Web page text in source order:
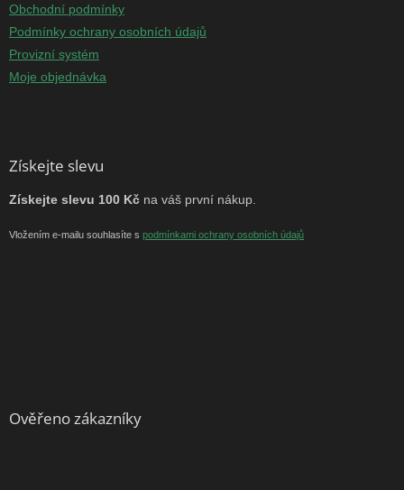
Obchodní podmínky
Podmínky ochrany osobních údajů
Provizní systém
Moje objednávka
Získejte slevu
Získejte slevu 100 Kč na váš první nákup.
Vložením e-mailu souhlasíte s podmínkami ochrany osobních údajů
Ověřeno zákazníky